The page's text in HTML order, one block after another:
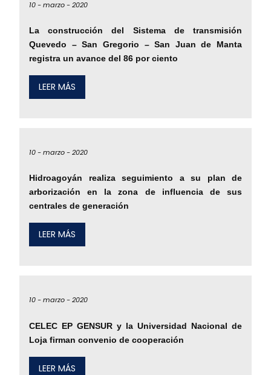
10 -marzo -2020
La construcción del Sistema de transmisión
Quevedo – San Gregorio – San Juan de Manta
registra un avance del 86 por ciento
LEER MÁS
10 -marzo -2020
Hidroagoyán realiza seguimiento a su plan de
arborización en la zona de influencia de sus
centrales de generación
LEER MÁS
10 -marzo -2020
CELEC EP GENSUR y la Universidad Nacional de
Loja firman convenio de cooperación
LEER MÁS